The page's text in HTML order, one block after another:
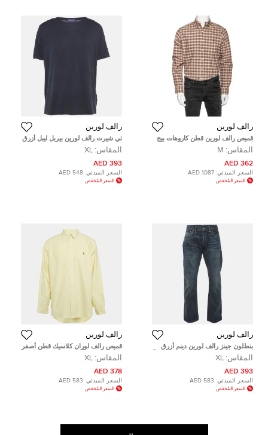
رالف لورين
قميص رالف لورين قطن كاروهات بيج
أزرار أمامية مقاس وسط (ميديوم)
المقاس: M
362 AED
السعر المبدئي: 1,087 AED
السعر المُخفض
رالف لورين
تي شيرت رالف لورين بيربل ليبل أزرق
جيرسي كبير جدا
المقاس: XL
393 AED
السعر المبدئي: 548 AED
السعر المُخفض
رالف لورين
بنطلون جينز رالف لورين دينم أزرق
مغسول قصّة مجسمة مقاس كبير جداً
(إكسترا لارج) خصر 36 بوصة
المقاس: XL
393 AED
السعر المبدئي: 583 AED
السعر المُخفض
رالف لورين
قميص رالف لوران كلاسيك قطن أصفر
مقاس كبير جداً (إكس لارج)
المقاس: XL
378 AED
السعر المبدئي: 583 AED
السعر المُخفض